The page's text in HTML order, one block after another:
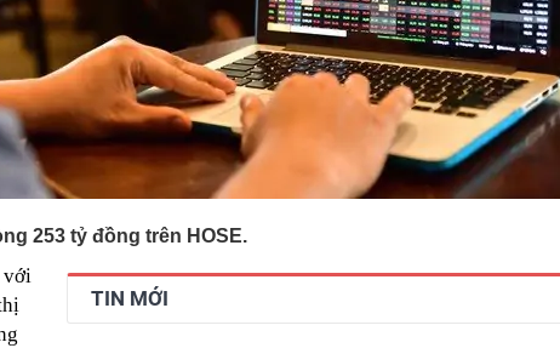
việc với thuế và hải quan, Phó Thủ tướng yêu cầu: Không đẩy
nghiệp ‘đi vòng’
giam nhân viên quán bar Nguyễn Thanh Thiện SN 2004 và 2
nghiệp
253 tỷ đồng trên HOSE.
TIN MỚI
với